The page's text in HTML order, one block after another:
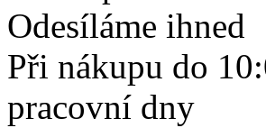
Odesíláme ihned
Při nákupu do
pracovní dny